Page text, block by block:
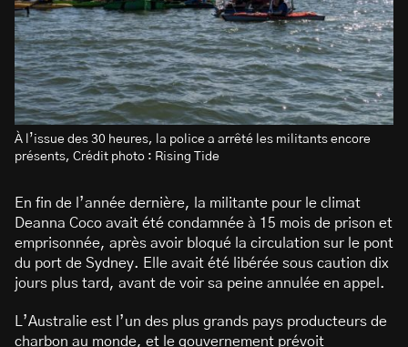
À l’issue des 30 heures, la police a arrêté les militants encore
présents, Crédit photo : Rising Tide
En fin de l’année dernière, la militante pour le climat
Deanna Coco avait été condamnée à 15 mois de prison et
emprisonnée, après avoir bloqué la circulation sur le pont
du port de Sydney. Elle avait été libérée sous caution dix
jours plus tard, avant de voir sa peine annulée en appel.
L’Australie est l’un des plus grands pays producteurs de
charbon au monde, et le gouvernement prévoit